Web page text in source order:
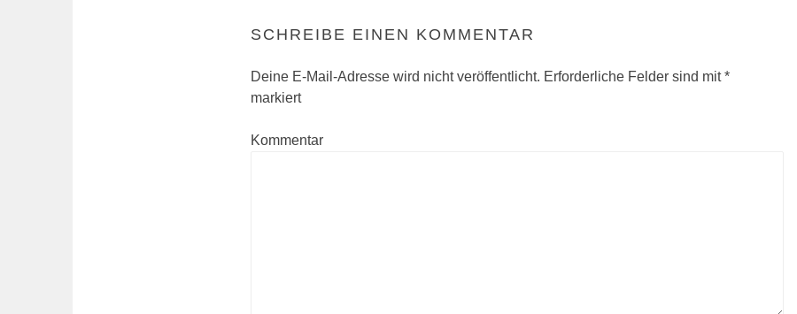
SCHREIBE EINEN KOMMENTAR
Deine E-Mail-Adresse wird nicht veröffentlicht. Erforderliche Felder sind mit*
markiert
Kommentar